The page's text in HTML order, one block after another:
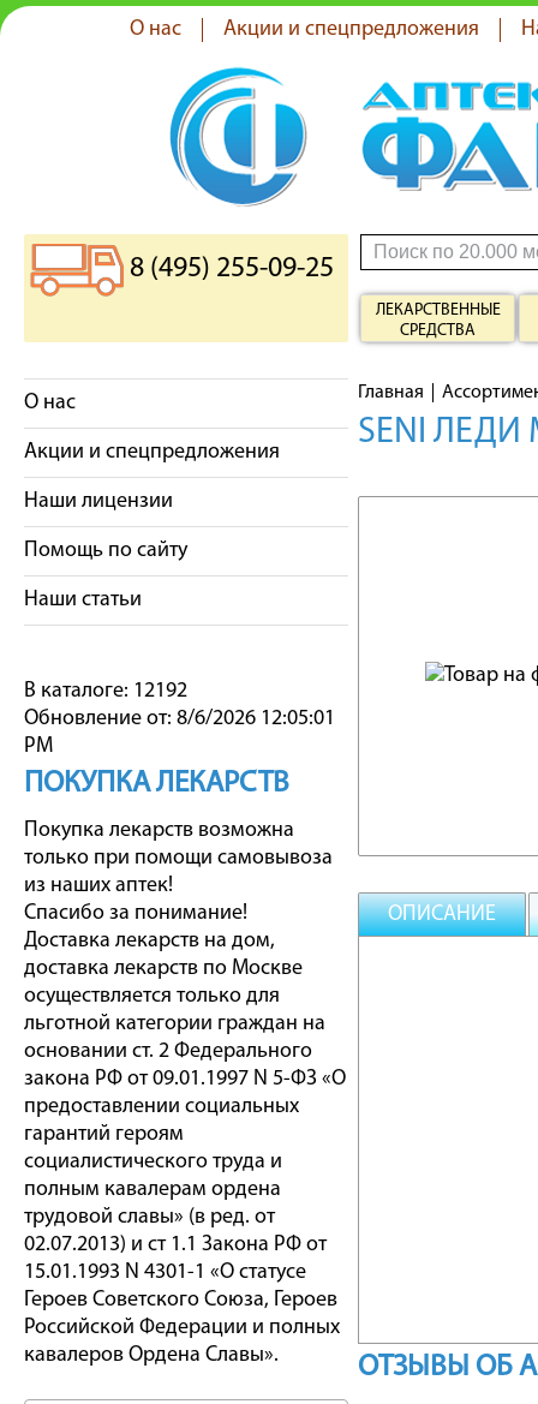
О нас Акции и спецпредложения
8 (495) 255-09-25
ЛЕКАРСТВЕННЫЕ
СРЕДСТВА
О нас
Акции и спецпредложения
Наши лицензии
Помощь по сайту
Наши статьи
В каталоге: 12192
Обновление от: 8/6/2026 12:05:01
PM
ПОКУПКА ЛЕКАРСТВ
Покупка лекарств возможна
только при помощи самовывоза
из наших аптек!
Спасибо за понимание!
Доставка лекарств на дом,
доставка лекарств по Москве
осуществляется только для
льготной категории граждан на
основании ст. 2 Федерального
закона РФ от 09.01.1997 N 5-ФЗ «О
предоставлении социальных
гарантий героям
социалистического труда и
полным кавалерам ордена
трудовой славы» (в ред. от
02.07.2013) и ст 1.1 Закона РФ от
15.01.1993 N 4301-1 «О статусе
Героев Советского Союза, Героев
Российской Федерации и полных
кавалеров Ордена Славы».
Главная
SENI
ОПИСАНИЕ
ОТЗЫВЫ ОБ